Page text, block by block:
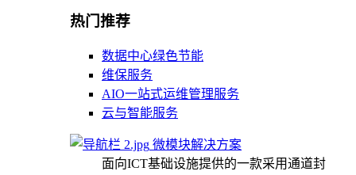
热门推荐
数据中心绿色节能
维保服务
AIO一站式运维管理服务
云与智能服务
微模块解决方案
面向ICT基础设施提供的一款采用通道封